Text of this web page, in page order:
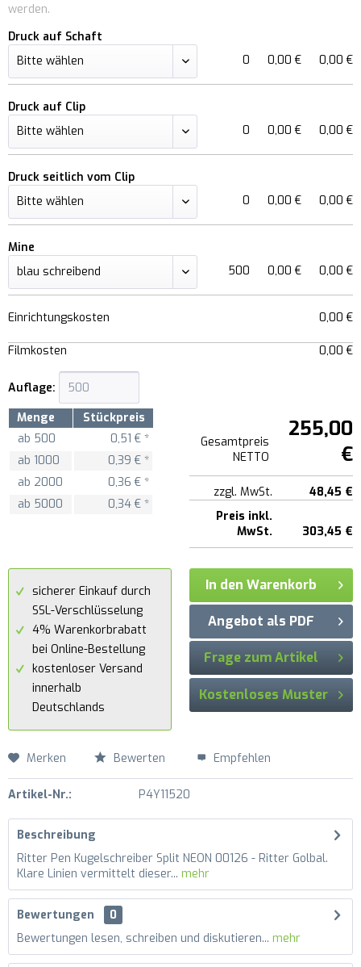
werden.
Druck auf Schaft
0
0,00 € 0,00 €
Druck auf Clip
0
0,00 € 0,00 €
Druck seitlich vom Clip
0
0,00 € 0,00 €
Mine
500
0,00 € 0,00 €
Einrichtungskosten 0,00 €
Filmkosten 0,00 €
Auflage:
Menge
Stückpreis
ab 500
0,51 € *
ab 1000
0,39 € *
ab 2000
0,36 € *
ab 5000 0,34 € *
Gesamtpreis
NETTO
255,00
€
zzgl. MwSt.
48,45 €
Preis inkl.
MwSt.
303,45 €
sicherer Einkauf durch
SSL-Verschlüsselung
4% Warenkorbrabatt
bei Online-Bestellung
kostenloser Versand
innerhalb
Deutschlands
In den Warenkorb
Angebot als PDF
Frage zum Artikel
Kostenloses Muster
Merken Bewerten Empfehlen
Artikel-Nr.: P4Y11520
Beschreibung
Ritter Pen Kugelschreiber Split NEON 00126 - Ritter Golbal.
Klare Linien vermittelt dieser... mehr
Bewertungen
0
Bewertungen lesen, schreiben und diskutieren... mehr